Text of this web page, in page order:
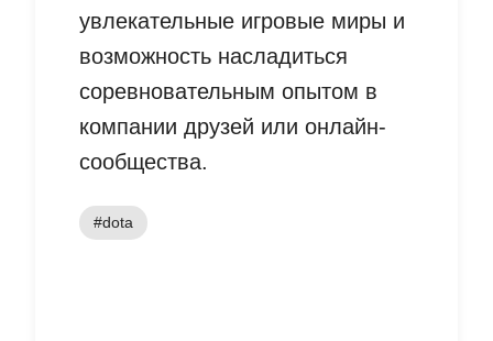
увлекательные игровые миры и
возможность насладиться
соревновательным опытом в
компании друзей или онлайн-
сообщества.
#dota